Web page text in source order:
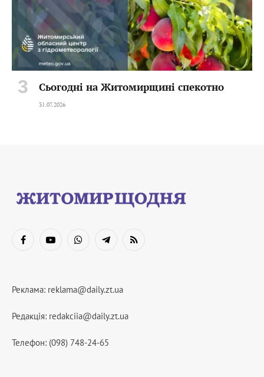
Сьогодні на Житомирщині спекотно
31.07.2026
FacebookYouTubeWhatsAppTelegramRSS
Реклама: reklama@daily.zt.ua
Редакція: redakciia@daily.zt.ua
Телефон: (098) 748-24-65